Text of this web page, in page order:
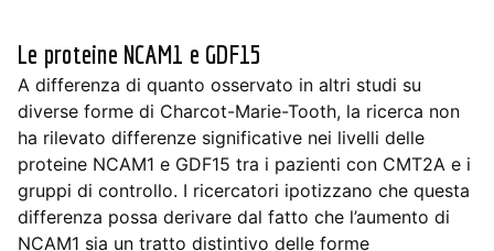
Le proteine NCAM1 e GDF15
A differenza di quanto osservato in altri studi su
diverse forme di Charcot-Marie-Tooth, la ricerca non
ha rilevato differenze significative nei livelli delle
proteine NCAM1 e GDF15 tra i pazienti con CMT2A e i
gruppi di controllo. I ricercatori ipotizzano che questa
differenza possa derivare dal fatto che l’aumento di
NCAM1 sia un tratto distintivo delle forme